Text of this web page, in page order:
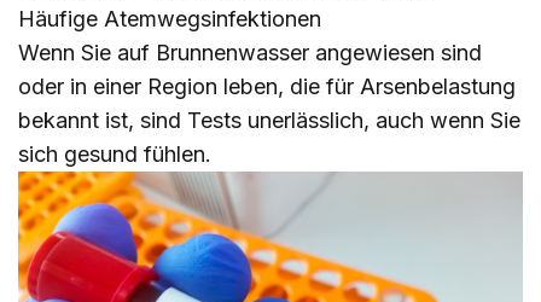
Häufige Atemwegsinfektionen
Wenn Sie auf Brunnenwasser angewiesen sind
oder in einer Region leben, die für Arsenbelastung
bekannt ist, sind Tests unerlässlich, auch wenn Sie
sich gesund fühlen.